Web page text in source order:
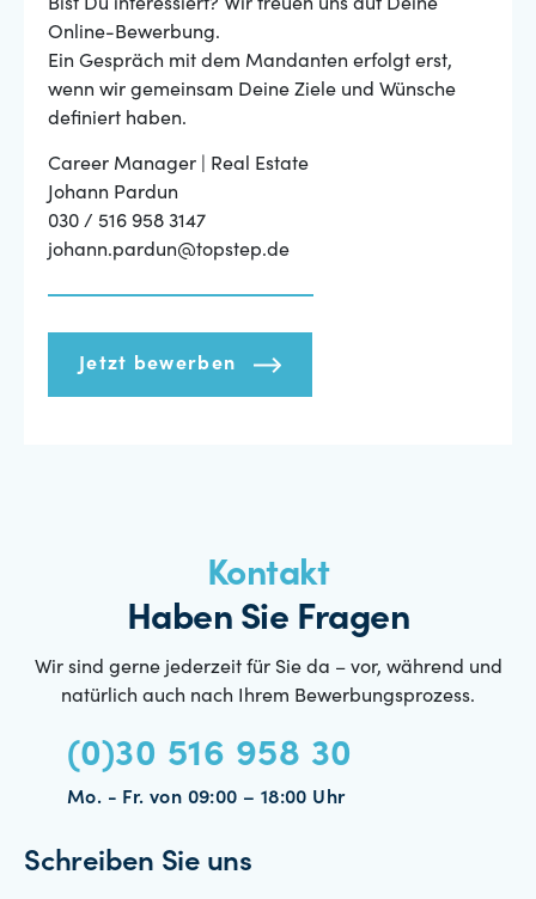
Bist Du interessiert? Wir freuen uns auf Deine
Online-Bewerbung.
Ein Gespräch mit dem Mandanten erfolgt erst,
wenn wir gemeinsam Deine Ziele und Wünsche
definiert haben.
Career Manager | Real Estate
Johann Pardun
030 / 516 958 3147
johann.pardun@topstep.de
Jetzt bewerben
Kontakt
Haben Sie Fragen
Wir sind gerne jederzeit für Sie da – vor, während und
natürlich auch nach Ihrem Bewerbungsprozess.
(0)30 516 958 30
Mo. - Fr. von 09:00 – 18:00 Uhr
Schreiben Sie uns